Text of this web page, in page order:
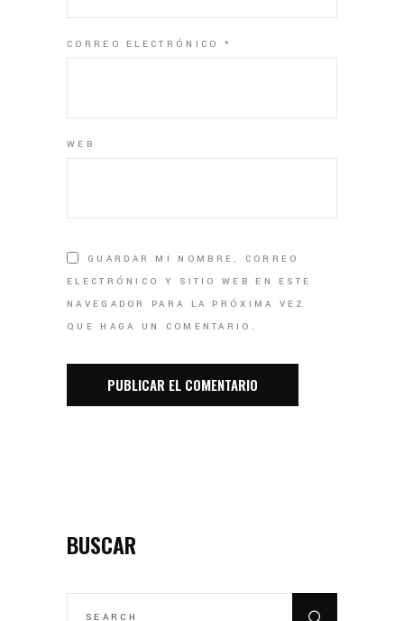
CORREO ELECTRÓNICO *
WEB
GUARDAR MI NOMBRE, CORREO
ELECTRÓNICO Y SITIO WEB EN ESTE
NAVEGADOR PARA LA PRÓXIMA VEZ
QUE HAGA UN COMENTARIO.
BUSCAR